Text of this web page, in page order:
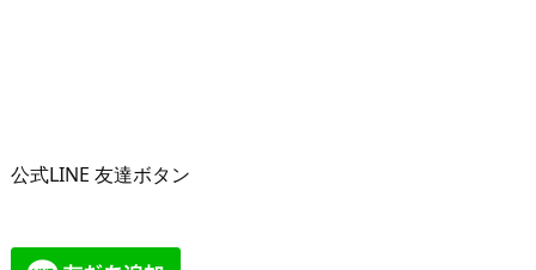
公式LINE 友達ボタン